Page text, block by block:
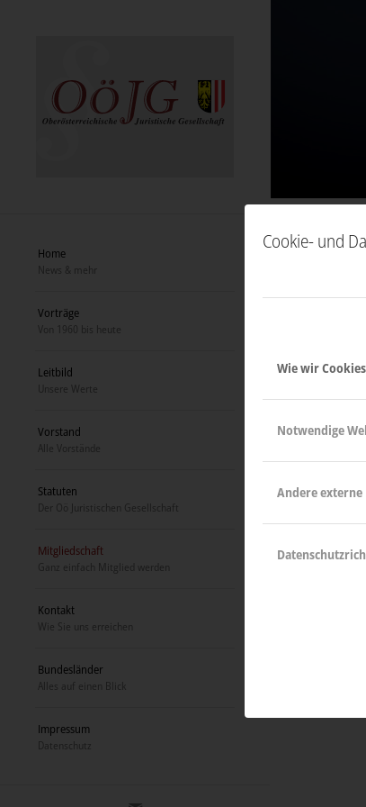
Cookie- und
Wie wir
Notwendige
Andere externe
Home
News & mehr
Vorträge
Von 1960 bis heute
Leitbild
Unsere Werte
Vorstand
Alle Vorstände
Statuten
Der Oö Juristischen Gesellschaft
Mitgliedschaft
Ganz einfach Mitglied werden
Kontakt
Wie Sie uns erreichen
Bundesländer
Alles auf einen Blick
Impressum
Datenschutz
Bitte
>